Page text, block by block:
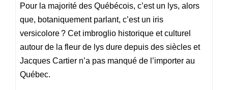
Pour la majorité des Québécois, c’est un lys, alors
que, botaniquement parlant, c’est un iris
versicolore ? Cet imbroglio historique et culturel
autour de la fleur de lys dure depuis des siècles et
Jacques Cartier n’a pas manqué de l’importer au
Québec.